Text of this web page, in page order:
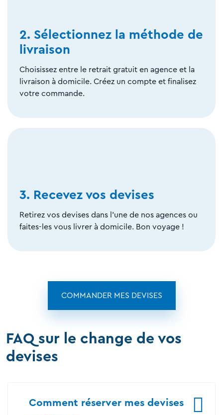
2. Sélectionnez la méthode de
livraison
Choisissez entre le retrait gratuit en agence et la
livraison à domicile. Créez un compte et finalisez
votre commande.
3. Recevez vos devises
Retirez vos devises dans l'une de nos agences ou
faites-les vous livrer à domicile. Bon voyage !
COMMANDER MES DEVISES
FAQ sur le change de vos
devises
Comment réserver mes devises